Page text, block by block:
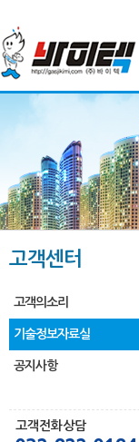
고객센터
고객의소리
기술정보자료실
공지사항
고객전화상담